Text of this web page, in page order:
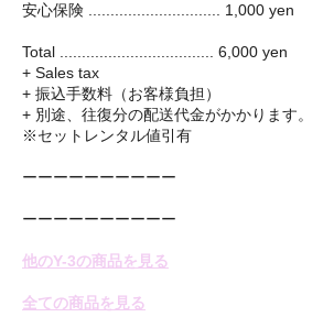
安心保険 .............................. 1,000 yen
Total ................................... 6,000 yen
+ Sales tax
+ 振込手数料（お客様負担）
+ 別途、往復分の配送代金がかかります。
※セットレンタル値引有
ーーーーーーーーーー
ーーーーーーーーーー
他のY-3の商品を見る
全ての商品を見る